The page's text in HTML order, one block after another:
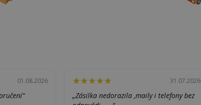
01.08.2026 31.07.2026
„Zásilka nedorazila ,maily i telefony bez